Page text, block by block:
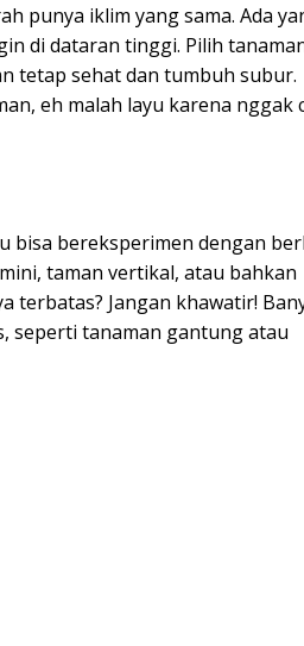
punya iklim yang sama. Ada
di dataran tinggi. Pilih
tetap sehat dan tumbuh subur.
eh malah layu karena nggak
bisa bereksperimen dengan
taman vertikal, atau bahkan
terbatas? Jangan khawatir!
seperti tanaman gantung atau